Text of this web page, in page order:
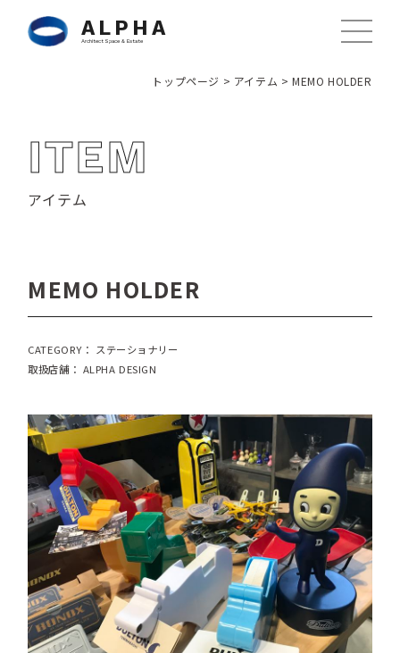
ALPHA
Architect Space & Estate
トップページ > アイテム >MEMO HOLDER
ITEM
アイテム
MEMO HOLDER
CATEGORY： ステーショナリー
取扱店舗： ALPHA DESIGN